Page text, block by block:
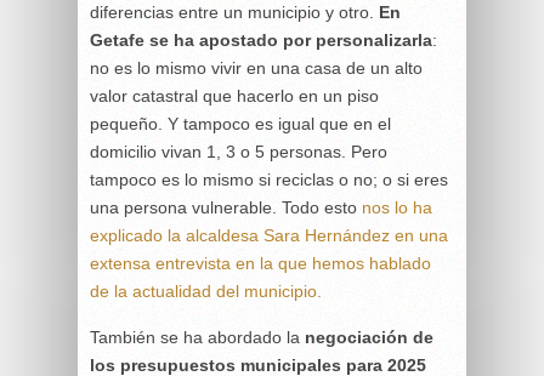
diferencias entre un municipio y otro. En
Getafe se ha apostado por personalizarla:
no es lo mismo vivir en una casa de un alto
valor catastral que hacerlo en un piso
pequeño. Y tampoco es igual que en el
domicilio vivan 1, 3 o 5 personas. Pero
tampoco es lo mismo si reciclas o no; o si eres
una persona vulnerable. Todo esto nos lo ha
explicado la alcaldesa Sara Hernández en una
extensa entrevista en la que hemos hablado
de la actualidad del municipio.
También se ha abordado la negociación de
los presupuestos municipales para 2025